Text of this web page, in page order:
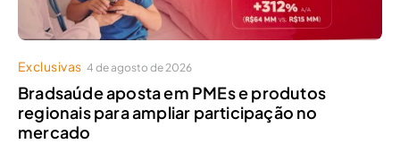
Exclusivas 4 de agosto de 2026
Bradsaúde aposta em PMEs e produtos
regionais para ampliar participação no
mercado